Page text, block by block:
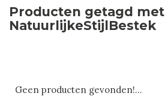
Producten getagd met
NatuurlijkeStijlBestek
Geen producten gevonden!...